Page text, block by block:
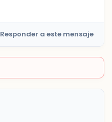
Responder a este mensaje